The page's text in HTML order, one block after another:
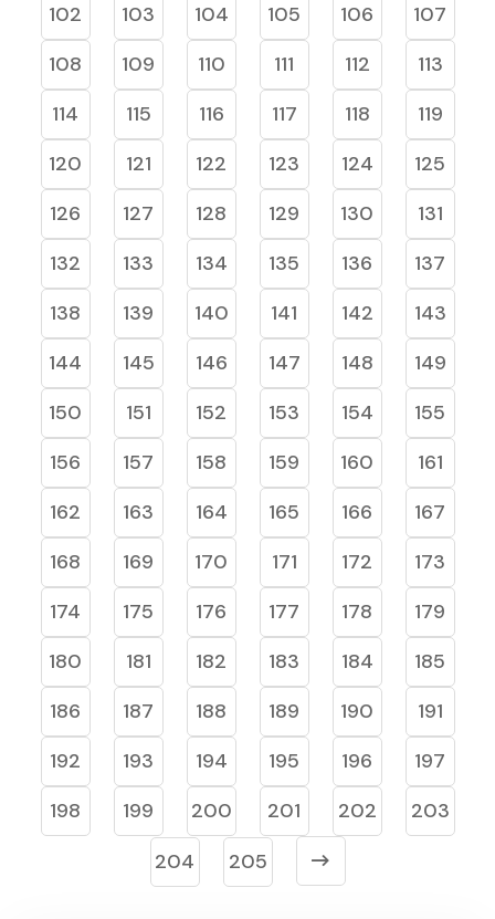
102
103 104 105 106
107
108
109 110 111 112
113
114
115 116 117 118
119
120
121 122 123 124
125
126
127 128 129 130
131
132
133 134 135 136
137
138
139 140 141 142
143
144
145 146 147 148
149
150
151 152 153 154
155
156
157 158 159 160
161
162
163 164 165 166
167
168
169 170 171 172
173
174
175 176 177 178
179
180
181 182 183 184
185
186
187 188 189 190
191
192
193 194 195 196
197
198
199 200 201 202
203
204
205